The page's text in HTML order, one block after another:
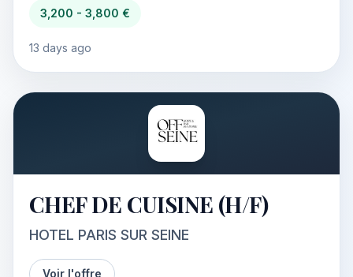
3,200 - 3,800 €
13 days ago
CHEF DE CUISINE (H/F)
HOTEL PARIS SUR SEINE
Voir l'offre